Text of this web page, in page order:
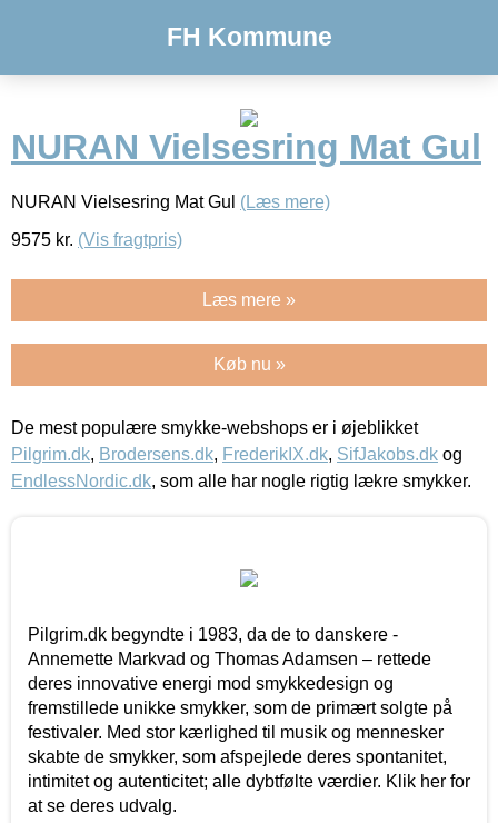
FH Kommune
NURAN Vielsesring Mat Gul
NURAN Vielsesring Mat Gul (Læs mere)
9575 kr. (Vis fragtpris)
Læs mere »
Køb nu »
De mest populære smykke-webshops er i øjeblikket
Pilgrim.dk, Brodersens.dk, FrederikIX.dk, SifJakobs.dk og
EndlessNordic.dk, som alle har nogle rigtig lækre smykker.
Pilgrim.dk begyndte i 1983, da de to danskere -
Annemette Markvad og Thomas Adamsen – rettede
deres innovative energi mod smykkedesign og
fremstillede unikke smykker, som de primært solgte på
festivaler. Med stor kærlighed til musik og mennesker
skabte de smykker, som afspejlede deres spontanitet,
intimitet og autenticitet; alle dybtfølte værdier. Klik her for
at se deres udvalg.